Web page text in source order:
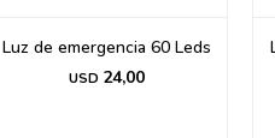
Luz de emergencia 60 Leds
USD 24,00